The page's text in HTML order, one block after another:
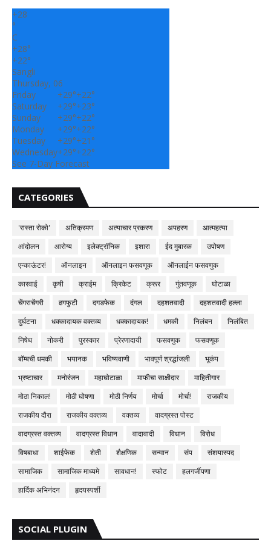
+28
°
C
+28°
+22°
Sangli
Thursday, 06
Friday
+29°+22°
Saturday
+29°+23°
Sunday
+29°+22°
Monday
+29°+22°
Tuesday
+29°+21°
Wednesday+29°+22°
See 7-Day Forecast
CATEGORIES
'रास्ता रोको' अतिक्रमण अत्याचार प्रकरण अपहरण
आत्महत्या
आंदोलन
आरोग्य इलेक्ट्रॉनिक इशारा ईद मुबारक
उपोषण
एन्काऊंटर!
ऑनलाइन ऑनलाइन फसवणूक
ऑनलाईन फसवणुक
कारवाई
कृषी क्राईम क्रिकेट क्रूर गुंतवणूक
घोटाळा
चेंगराचेंगरी
ढगफुटी दगडफेक दंगल दहशतवादी
दहशतवादी हल्ला
दुर्घटना
धक्कादायक वक्तव्य धक्कादायक! धमकी निलंबन
निलंबित
निषेध
नोकरी पुरस्कार प्रेरणादायी फसवणुक
फसवणूक
बॉम्बची धमकी
भयानक भविष्यवाणी भावपूर्ण श्रद्धांजली
भूकंप
भ्रष्टाचार
मनोरंजन महाघोटाळा माफीचा साक्षीदार
माहितीगार
मोठा निकाल!
मोठी घोषणा मोठी निर्णय मोर्चा मोर्चा!
राजकीय
राजकीय दौरा
राजकीय वक्तव्य वक्तव्य
वादग्रस्त पोस्ट
वादग्रस्त वक्तव्य
वादग्रस्त विधान वादावादी विधान
विरोध
विषबाधा
शाईफेक शेती शैक्षणिक सन्मान संप
संशयास्पद
सामाजिक
सामाजिक माध्यमे सावधान! स्फोट
हलगर्जीपणा
हार्दिक अभिनंदन
हृदयस्पर्शी
SOCIAL PLUGIN